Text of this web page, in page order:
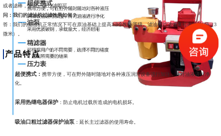
或者滤棒，泵后一级过滤即可。
问：我们的滤油机过滤效果如何？
答：我们的滤油机正常情况下可在原油基础上提高2-3个NAS等级。滤油机过滤效果可达NAS6级（3
微米）。
产品特点
超便携式： 携带方便，可在野外随时随地对各种液压润滑设备进行加注，并对油液进行净
化。
采用热继电器保护：防止电机过载所造成的电机损坏。
吸油口粗过滤器保护油泵：延长主过滤器的使用寿命。